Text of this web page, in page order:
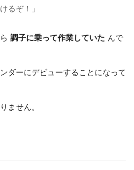
るぞ！」
調子に乗って作業していた んで
ダーにデビューすることになって
ません。